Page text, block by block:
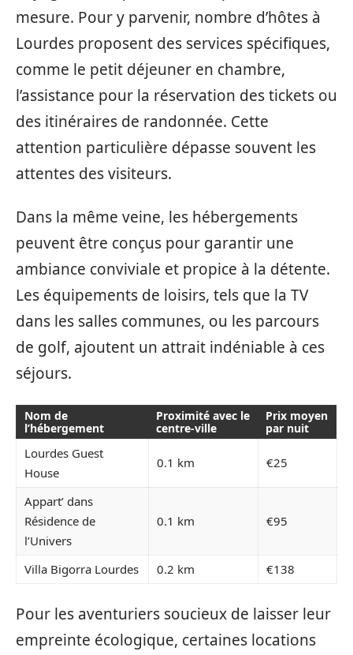
mesure. Pour y parvenir, nombre d’hôtes à
Lourdes proposent des services spécifiques,
comme le petit déjeuner en chambre,
l’assistance pour la réservation des tickets ou
des itinéraires de randonnée. Cette
attention particulière dépasse souvent les
attentes des visiteurs.
Dans la même veine, les hébergements
peuvent être conçus pour garantir une
ambiance conviviale et propice à la détente.
Les équipements de loisirs, tels que la TV
dans les salles communes, ou les parcours
de golf, ajoutent un attrait indéniable à ces
séjours.
Nom de
l’hébergement
Proximité avec le
centre-ville
Prix moyen
par nuit
Lourdes Guest
House
0.1 km €25
Appart’ dans
Résidence de
l’Univers
0.1 km €95
Villa Bigorra Lourdes 0.2 km €138
Pour les aventuriers soucieux de laisser leur
empreinte écologique, certaines locations